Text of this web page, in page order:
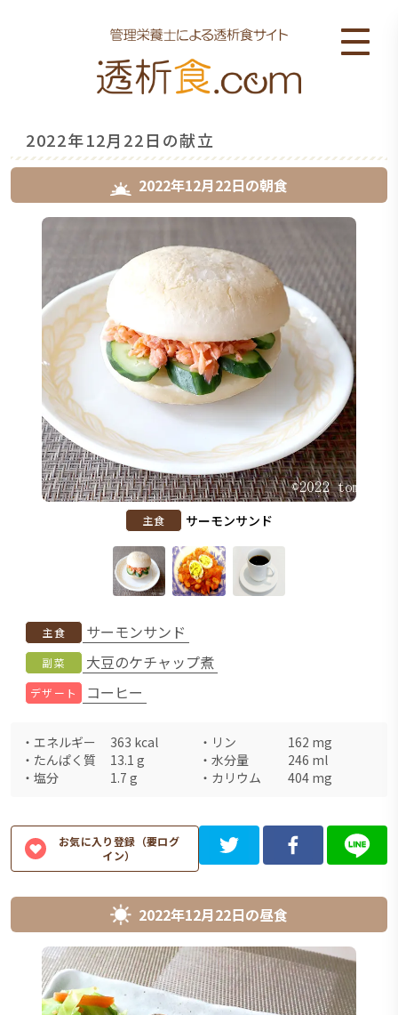
2022年12月22日の献立
2022年12月22日の朝食
主食 サーモンサンド
主食 サーモンサンド
副菜 大豆のケチャップ煮
デザート コーヒー
・ エネルギー 363 kcal ・ リン 162 mg
・ たんぱく質 13.1 g ・ 水分量 246 ml
・ 塩分 1.7 g ・ カリウム 404 mg
お気に入り登録（要ログ
イン）
2022年12月22日の昼食